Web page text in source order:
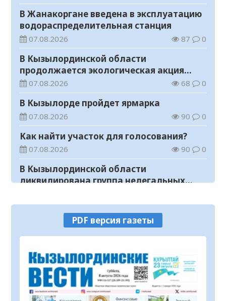
В Жанакоргане введена в эксплуатацию
водораспределительная станция
07.08.2026 87 0
В Кызылординской области
продолжается экологическая акция
«Таза Қазақстан»
07.08.2026 68 0
В Кызылорде пройдет ярмарка
07.08.2026 90 0
Как найти участок для голосования?
07.08.2026 90 0
В Кызылординской области
ликвидирована группа нелегальных
Аким области ознакомился с работой
племенного хозяйства в
Жанакорганском районе
07.08.2026 115 0
В Кызылординской области пройдут
мероприятия, посвященные
Международному дню молодежи
07.08.2026 57
PDF версия газеты